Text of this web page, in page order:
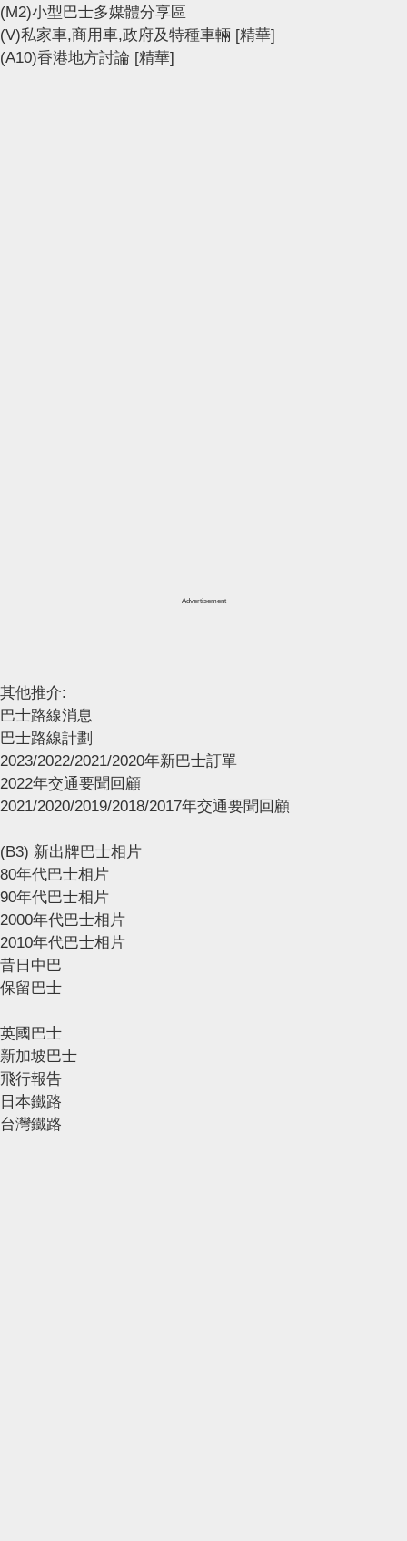
(M2)小型巴士多媒體分享區
(V)私家車,商用車,政府及特種車輛 [精華]
(A10)香港地方討論 [精華]
Advertisement
其他推介:
巴士路線消息
巴士路線計劃
2023/2022/2021/2020年新巴士訂單
2022年交通要聞回顧
2021/2020/2019/2018/2017年交通要聞回顧
(B3) 新出牌巴士相片
80年代巴士相片
90年代巴士相片
2000年代巴士相片
2010年代巴士相片
昔日中巴
保留巴士
英國巴士
新加坡巴士
飛行報告
日本鐵路
台灣鐵路